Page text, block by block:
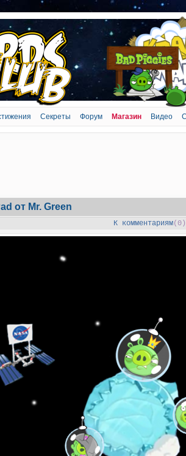
Секреты Форум Магазин Видео
от Mr. Green
К комментариям(0)